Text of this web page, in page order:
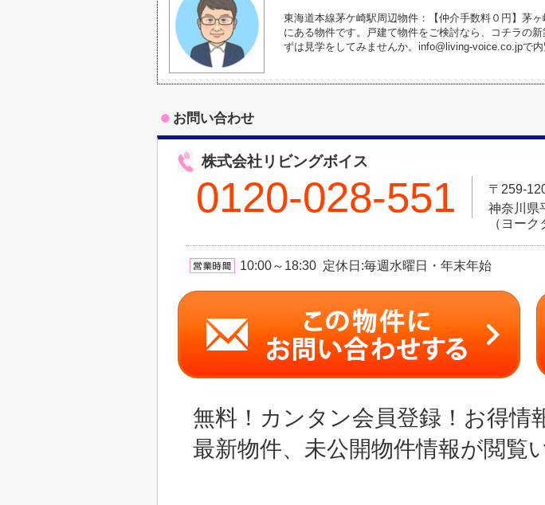
東海道本線茅ケ崎駅周辺物件：【仲介手数料０円】茅
にある物件です。戸建て物件をご検討なら、コチラの
ずは見学をしてみませんか。info@living-voice.co.jpで内
お問い合わせ
株式会社リビングボイス
0120-028-551
〒259-
神奈川県
（ヨー
10:00～18:30 定休日:毎週水曜日・年末年始
無料！カンタン会員登録！お得情
最新物件、未公開物件情報が閲覧